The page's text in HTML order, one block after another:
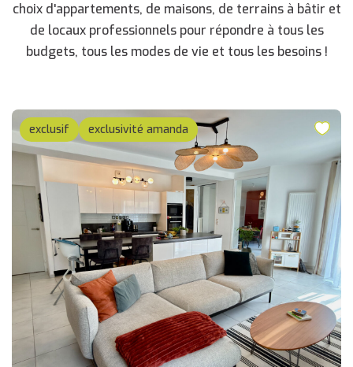
choix d'appartements, de maisons, de terrains à bâtir et
de locaux professionnels pour répondre à tous les
budgets, tous les modes de vie et tous les besoins !
exclusif exclusivité amanda